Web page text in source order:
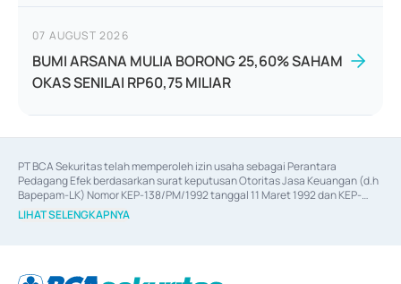
07 AUGUST 2026
BUMI ARSANA MULIA BORONG 25,60% SAHAM
OKAS SENILAI RP60,75 MILIAR
PT BCA Sekuritas telah memperoleh izin usaha sebagai Perantara
Pedagang Efek berdasarkan surat keputusan Otoritas Jasa Keuangan (d.h
Bapepam-LK) Nomor KEP-138/PM/1992 tanggal 11 Maret 1992 dan KEP-
06/D.04/2014 tanggal 28 Februari 2014, izin usaha sebagai Penjamin Emisi
Efek berdasarkan surat keputusan Otoritas Jasa Keuangan Nomor KEP-
berdasarkan surat keputusan Otoritas Jasa Keuangan Nomor S-
LIHAT SELENGKAPNYA